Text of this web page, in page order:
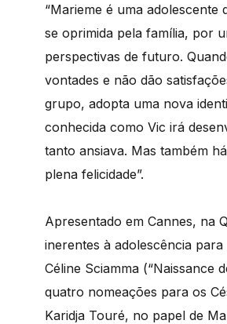
“Marieme é uma
se oprimida pela família, por
perspectivas de futuro.
vontades e não dão
grupo, adopta uma nova
conhecida como Vic irá
tanto ansiava. Mas também
plena felicidade”.
Apresentado em Cannes, na
inerentes à adolescência
Céline Sciamma (“Naissance
quatro nomeações para os
Karidja Touré, no papel de